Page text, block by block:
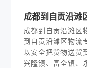
成都到自贡沿滩
成都到自贡沿滩区
到自贡沿滩区物流
以安全把货物送货
兴隆镇、富全镇、